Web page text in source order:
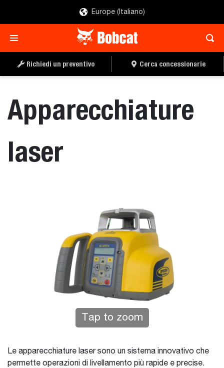
Europe (Italiano)
Richiedi un preventivo Cerca concessionarie
Apparecchiature
laser
Tap to zoom
Le apparecchiature laser sono un sistema innovativo che
permette operazioni di livellamento più rapide e precise.
CERCA UN